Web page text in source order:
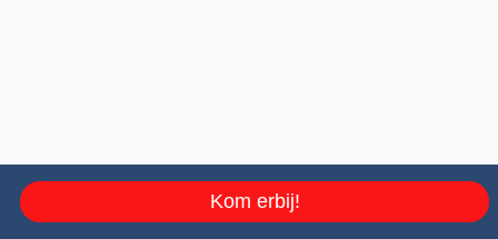
Kom erbij!